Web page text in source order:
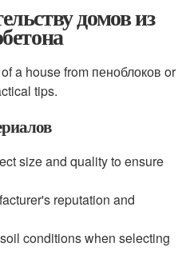
домов из
a house from пеноблоков or
tips.
size and quality to ensure
reputation and
conditions when selecting